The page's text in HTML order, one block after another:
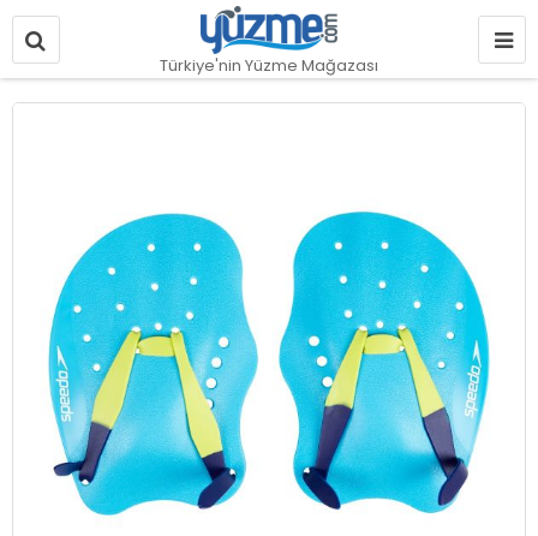
Türkiye'nin Yüzme Mağazası
Resim